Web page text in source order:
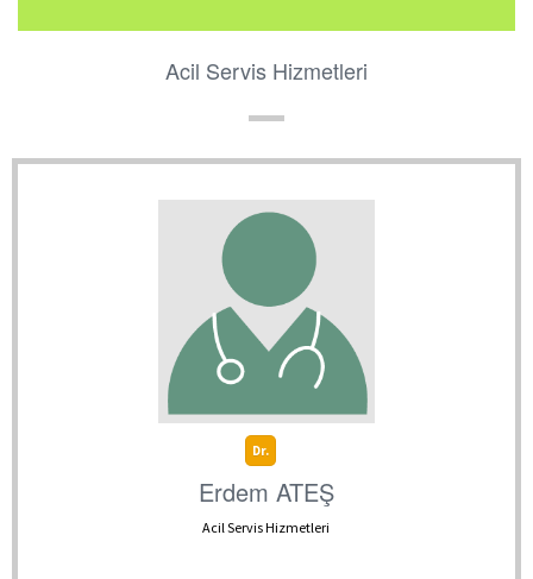
Acil Servis Hizmetleri
Dr.
Erdem ATEŞ
Acil Servis Hizmetleri